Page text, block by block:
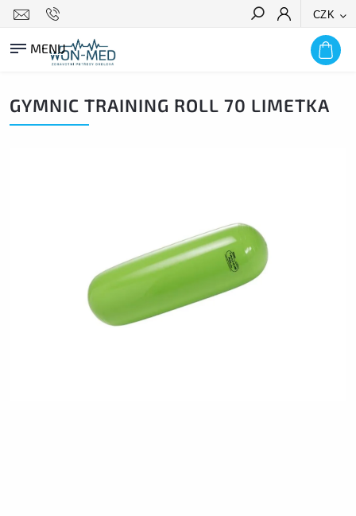
CZK
HLEDAT
GYMNIC TRAINING ROLL 70 LIMETKA